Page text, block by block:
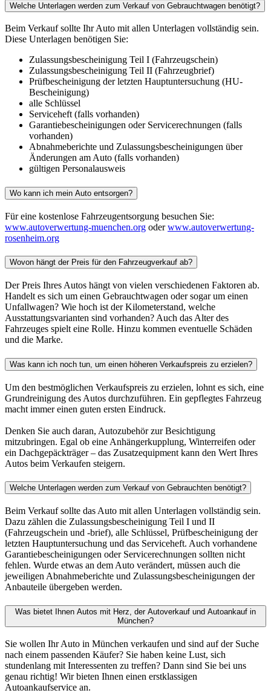
Welche Unterlagen werden zum Verkauf von Gebrauchtwagen benötigt?
Beim Verkauf sollte Ihr Auto mit allen Unterlagen vollständig sein.
Diese Unterlagen benötigen Sie:
Zulassungsbescheinigung Teil I (Fahrzeugschein)
Zulassungsbescheinigung Teil II (Fahrzeugbrief)
Prüfbescheinigung der letzten Hauptuntersuchung (HU-
Bescheinigung)
alle Schlüssel
Serviceheft (falls vorhanden)
Garantiebescheinigungen oder Servicerechnungen (falls
vorhanden)
Abnahmeberichte und Zulassungsbescheinigungen über
Änderungen am Auto (falls vorhanden)
gültigen Personalausweis
Wo kann ich mein Auto entsorgen?
Für eine kostenlose Fahrzeugentsorgung besuchen Sie:
www.autoverwertung-muenchen.org oderwww.autoverwertung-
rosenheim.org
Wovon hängt der Preis für den Fahrzeugverkauf ab?
Der Preis Ihres Autos hängt von vielen verschiedenen Faktoren ab.
Handelt es sich um einen Gebrauchtwagen oder sogar um einen
Unfallwagen? Wie hoch ist der Kilometerstand, welche
Ausstattungsvarianten sind vorhanden? Auch das Alter des
Fahrzeuges spielt eine Rolle. Hinzu kommen eventuelle Schäden
und die Marke.
Was kann ich noch tun, um einen höheren Verkaufspreis zu erzielen?
Um den bestmöglichen Verkaufspreis zu erzielen, lohnt es sich, eine
Grundreinigung des Autos durchzuführen. Ein gepflegtes Fahrzeug
macht immer einen guten ersten Eindruck.
Denken Sie auch daran, Autozubehör zur Besichtigung
mitzubringen. Egal ob eine Anhängerkupplung, Winterreifen oder
ein Dachgepäckträger – das Zusatzequipment kann den Wert Ihres
Autos beim Verkaufen steigern.
Welche Unterlagen werden zum Verkauf von Gebrauchten benötigt?
Beim Verkauf sollte das Auto mit allen Unterlagen vollständig sein.
Dazu zählen die Zulassungsbescheinigung Teil I und II
(Fahrzeugschein und -brief), alle Schlüssel, Prüfbescheinigung der
letzten Hauptuntersuchung und das Serviceheft. Auch vorhandene
Garantiebescheinigungen oder Servicerechnungen sollten nicht
fehlen. Wurde etwas an dem Auto verändert, müssen auch die
jeweiligen Abnahmeberichte und Zulassungsbescheinigungen der
Anbauteile übergeben werden.
Was bietet Ihnen Autos mit Herz, der Autoverkauf und Autoankauf in
München?
Sie wollen Ihr Auto in München verkaufen und sind auf der Suche
nach einem passenden Käufer? Sie haben keine Lust, sich
stundenlang mit Interessenten zu treffen? Dann sind Sie bei uns
genau richtig! Wir bieten Ihnen einen erstklassigen
Autoankaufservice an.